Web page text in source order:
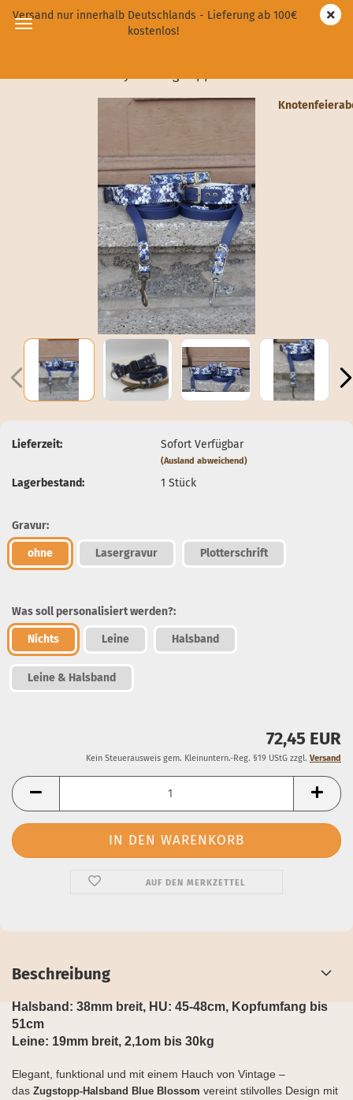
Versand nur innerhalb Deutschlands - Lieferung ab 100€
kostenlos!
Lieferzeit: Sofort Verfügbar
(Ausland abweichend)
Lagerbestand: 1Stück
Gravur:
ohne Lasergravur Plotterschrift
Was soll personalisiert werden?:
Nichts Leine Halsband
Leine & Halsband
72,45 EUR
Kein Steuerausweis gem. Kleinuntern.-Reg. §19 UStG zzgl. Versand
AUF DEN MERKZETTEL
Beschreibung
Halsband: 38mm breit, HU: 45-48cm, Kopfumfang bis
51cm
Leine: 19mm breit, 2,1om bis 30kg
Elegant, funktional und mit einem Hauch von Vintage –
das Zugstopp-Halsband Blue Blossom vereint stilvolles Design mit